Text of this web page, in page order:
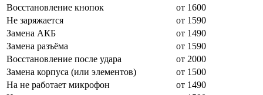
Восстановление кнопок
от 1600
Не заряжается
от 1590
Замена АКБ
от 1490
Замена разъёма
от 1590
Восстановление после удара
от 2000
Замена корпуса (или элементов)
от 1500
На не работает микрофон
от 1490